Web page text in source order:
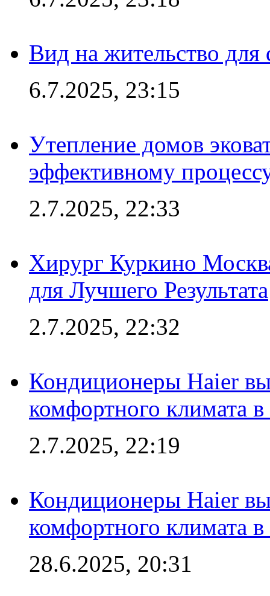
Вид на жительство
6.7.2025, 23:15
Утепление домов
эффективному
2.7.2025, 22:33
Хирург Куркино
для Лучшего Результата
2.7.2025, 22:32
Кондиционеры Haier
комфортного климата
2.7.2025, 22:19
Кондиционеры Haier
комфортного климата
28.6.2025, 20:31